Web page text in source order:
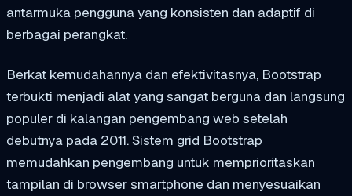
antarmuka pengguna yang konsisten dan adaptif di
berbagai perangkat.
Berkat kemudahannya dan efektivitasnya, Bootstrap
terbukti menjadi alat yang sangat berguna dan langsung
populer di kalangan pengembang web setelah
debutnya pada 2011. Sistem grid Bootstrap
memudahkan pengembang untuk memprioritaskan
tampilan di browser smartphone dan menyesuaikan